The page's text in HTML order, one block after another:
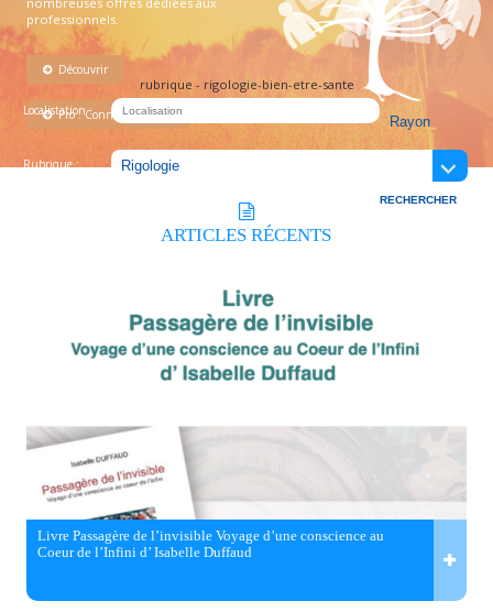
rubrique - rigologie-bien-etre-sante
Localistation :
Rubrique :
professionnels.
Découvrir
Pro : Connectez-vous !
ARTICLES RÉCENTS
Livre Passagère de l’invisible Voyage d’une conscience au
Coeur de l’Infini d’ Isabelle Duffaud